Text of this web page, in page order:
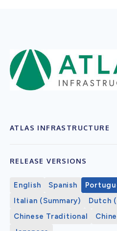
ATLAS INFRASTRUCTURE
RELEASE VERSIONS
English Spanish
Italian (Summary)
Dutch
Chinese Traditional